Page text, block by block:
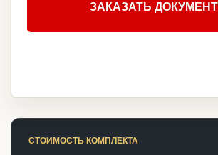
ЗАКАЗАТЬ
СТОИМОСТЬ КОМПЛЕКТА